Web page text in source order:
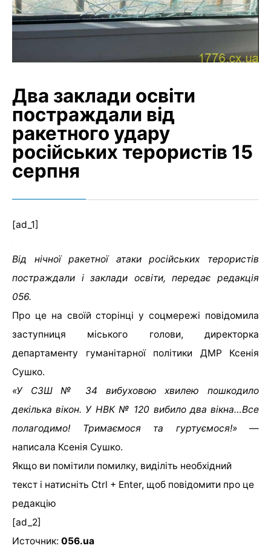
Два заклади освіти
постраждали від
ракетного удару
російських терористів 15
серпня
[ad_1]
Від нічної ракетної атаки російських терористів
постраждали і заклади освіти, передає редакція
056.
Про це на своїй сторінці у соцмережі повідомила
заступниця міського голови, директорка
департаменту гуманітарної політики ДМР Ксенія
Сушко.
«У СЗШ № 34 вибуховою хвилею пошкодило
декілька вікон. У НВК № 120 вибило два вікна…Все
полагодимо! Тримаємося та гуртуємося!»—
написала Ксенія Сушко.
Якщо ви помітили помилку, виділіть необхідний
текст і натисніть Ctrl + Enter, щоб повідомити про це
редакцію
[ad_2]
Источник: 056.ua